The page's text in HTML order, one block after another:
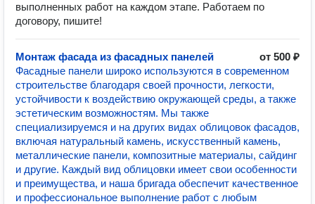
выполненных работ на каждом этапе. Работаем по
договору, пишите!
Монтаж фасада из фасадных панелей
от 500 ₽
Фасадные панели широко используются в современном
строительстве благодаря своей прочности, легкости,
устойчивости к воздействию окружающей среды, а также
эстетическим возможностям. Мы также
специализируемся и на других видах облицовок фасадов,
включая натуральный камень, искусственный камень,
металлические панели, композитные материалы, сайдинг
и другие. Каждый вид облицовки имеет свои особенности
и преимущества, и наша бригада обеспечит качественное
и профессиональное выполнение работ с любым